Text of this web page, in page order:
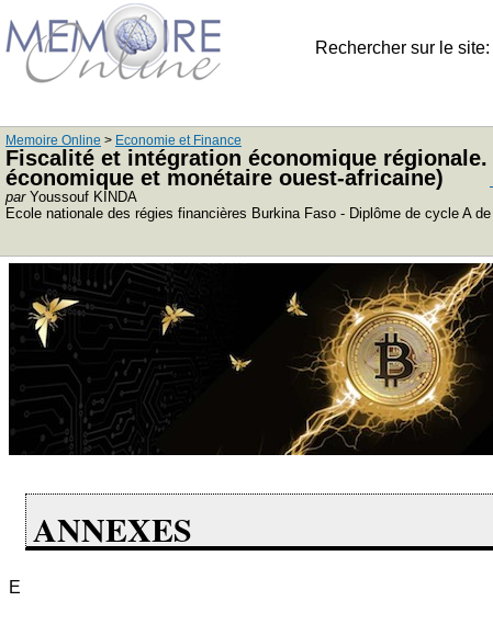
Rechercher sur le site:
Memoire Online > Economie et Finance
Fiscalité et intégration économique
économique et monétaire ouest-africaine)
parYoussouf KINDA
Ecole nationale des régies financières Burkina Faso - Diplôme de cycle A
ANNEXES
E